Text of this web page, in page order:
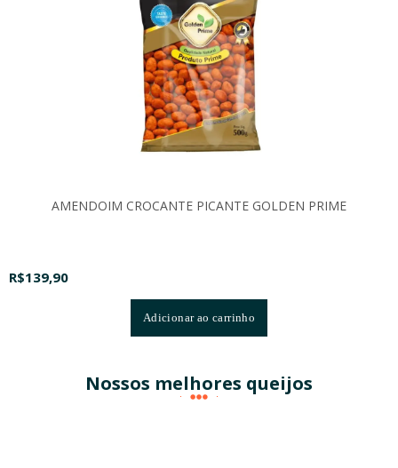
AMENDOIM CROCANTE PICANTE GOLDEN PRIME
R$139,90
Adicionar ao carrinho
Nossos melhores queijos